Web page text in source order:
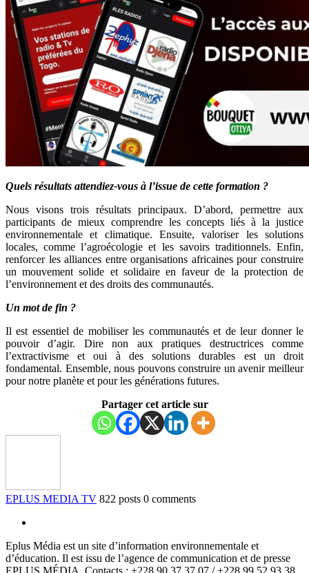
Quels résultats attendiez-vous à l’issue de cette formation ?
Nous visons trois résultats principaux. D’abord, permettre aux
participants de mieux comprendre les concepts liés à la justice
environnementale et climatique. Ensuite, valoriser les solutions
locales, comme l’agroécologie et les savoirs traditionnels. Enfin,
renforcer les alliances entre organisations africaines pour construire
un mouvement solide et solidaire en faveur de la protection de
l’environnement et des droits des communautés.
Un mot de fin ?
Il est essentiel de mobiliser les communautés et de leur donner le
pouvoir d’agir. Dire non aux pratiques destructrices comme
l’extractivisme et oui à des solutions durables est un droit
fondamental. Ensemble, nous pouvons construire un avenir meilleur
pour notre planète et pour les générations futures.
Partager cet article sur
EPLUS MEDIA TV 822 posts 0 comments
Eplus Média est un site d’information environnementale et
d’éducation. Il est issu de l’agence de communication et de presse
EPLUS MÉDIA. Contacts : +228 90 37 37 07 / +228 99 52 93 38